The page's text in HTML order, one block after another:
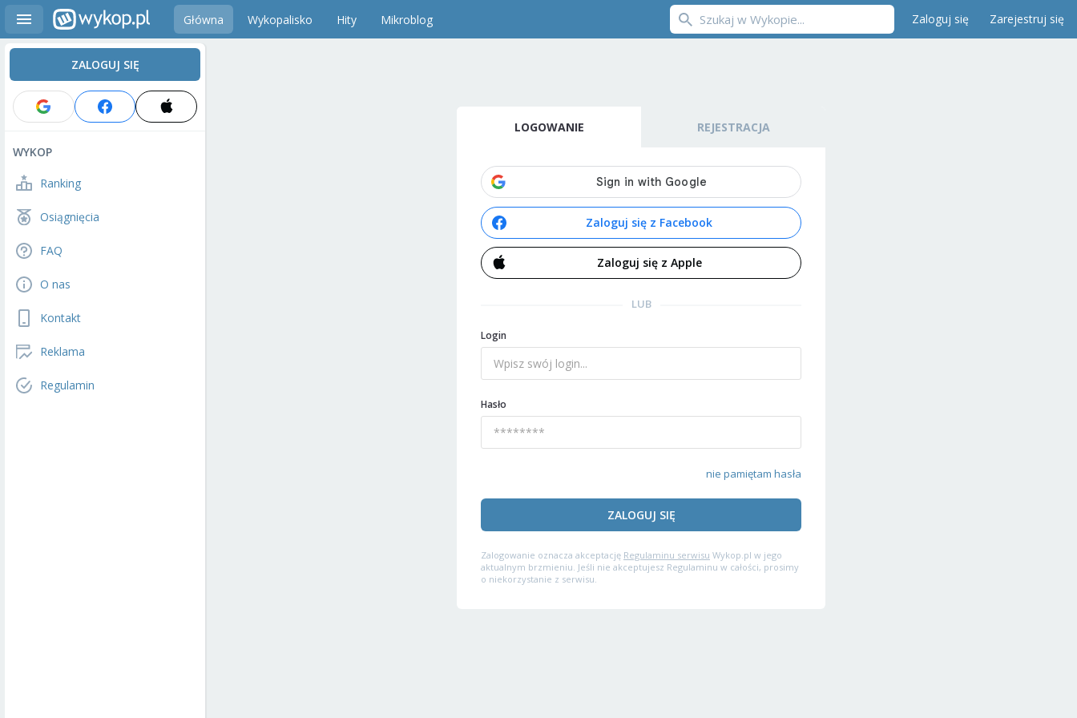
Główna Wykopalisko Hity Mikroblog Zaloguj się Zarejestruj się
ZALOGUJ SIĘ
WYKOP
Ranking
Osiągnięcia
FAQ
O nas
Kontakt
Reklama
Regulamin
LOGOWANIE REJESTRACJA
Zaloguj się z Facebook
Zaloguj się z Apple
LUB
Login
Hasło
nie pamiętam hasła
ZALOGUJ SIĘ
Zalogowanie oznacza akceptację Regulaminu serwisu Wykop.pl w jego
aktualnym brzmieniu. Jeśli nie akceptujesz Regulaminu w całości, prosimy
o niekorzystanie z serwisu.